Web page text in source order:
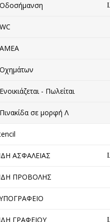
Οδοσήμανση
WC
AMEA
Οχημάτων
Ενοικιάζεται - Πωλείται
Πινακίδα σε μορφή Λ
ΑΣΦΑΛΕΙΑΣ
ΠΡΟΒΟΛΗΣ
ΓΡΑΦΕΙΟΥ